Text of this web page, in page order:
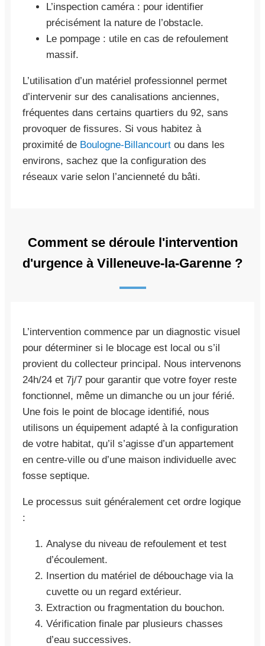
L’inspection caméra : pour identifier
précisément la nature de l’obstacle.
Le pompage : utile en cas de refoulement
massif.
L’utilisation d’un matériel professionnel permet
d’intervenir sur des canalisations anciennes,
fréquentes dans certains quartiers du 92, sans
provoquer de fissures. Si vous habitez à
proximité de Boulogne-Billancourt ou dans les
environs, sachez que la configuration des
réseaux varie selon l’ancienneté du bâti.
Comment se déroule l'intervention
d'urgence à Villeneuve-la-Garenne ?
L’intervention commence par un diagnostic visuel
pour déterminer si le blocage est local ou s’il
provient du collecteur principal. Nous intervenons
24h/24 et 7j/7 pour garantir que votre foyer reste
fonctionnel, même un dimanche ou un jour férié.
Une fois le point de blocage identifié, nous
utilisons un équipement adapté à la configuration
de votre habitat, qu’il s’agisse d’un appartement
en centre-ville ou d’une maison individuelle avec
fosse septique.
Le processus suit généralement cet ordre logique
:
Analyse du niveau de refoulement et test
d’écoulement.
Insertion du matériel de débouchage via la
cuvette ou un regard extérieur.
Extraction ou fragmentation du bouchon.
Vérification finale par plusieurs chasses
d’eau successives.